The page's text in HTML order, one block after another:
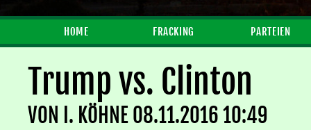
HOME FRACKING PARTEIEN
Trump vs. Clinton
VON I. KÖHNE08.11.2016 10:49